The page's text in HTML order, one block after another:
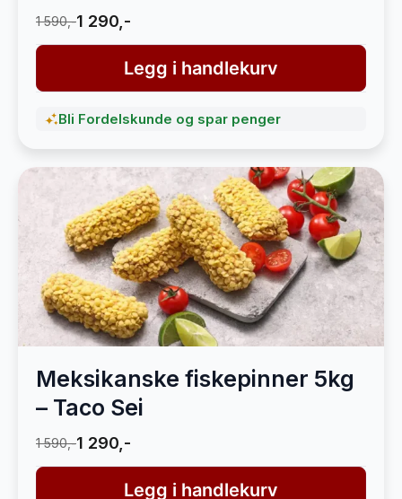
1 590,-1 290,-
Legg i handlekurv
Bli Fordelskunde og spar penger
Meksikanske fiskepinner 5kg
– Taco Sei
1 590,-1 290,-
Legg i handlekurv